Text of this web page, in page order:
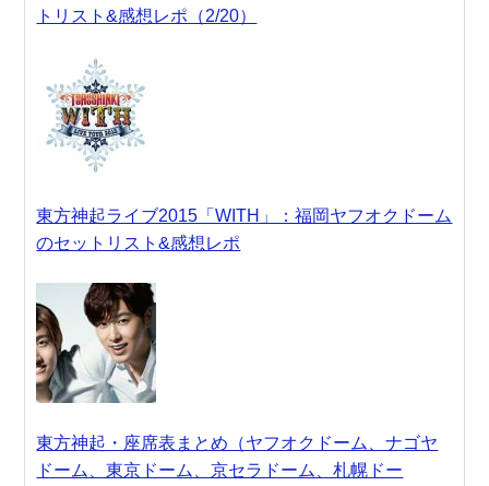
トリスト&感想レポ（2/20）
東方神起ライブ2015「WITH」：福岡ヤフオクドーム
のセットリスト&感想レポ
東方神起・座席表まとめ（ヤフオクドーム、ナゴヤ
ドーム、東京ドーム、京セラドーム、札幌ドー